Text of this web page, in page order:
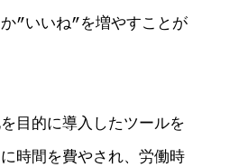
”いいね”を増やすことが
目的に導入したツールを
時間を費やされ、労働時